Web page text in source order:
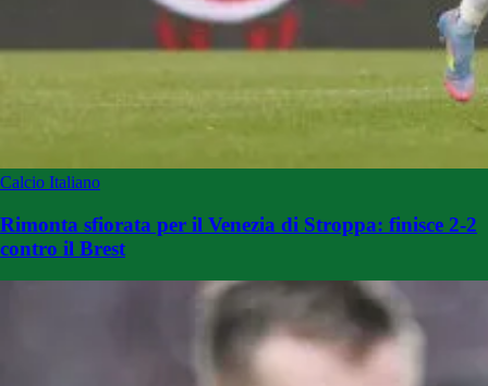
Calcio Italiano
Rimonta sfiorata per il Venezia di Stroppa: finisce 2-2
contro il Brest